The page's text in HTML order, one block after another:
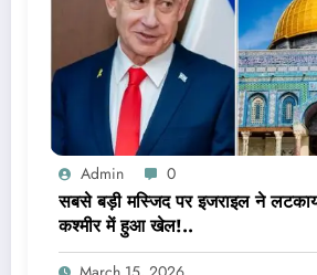
Admin 0
सबसे बड़ी मस्जिद पर इजराइल ने
कश्मीर में हुआ खेल!..